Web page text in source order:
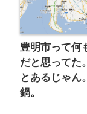
豊明市って何
だと思ってた
とあるじゃん
鍋。